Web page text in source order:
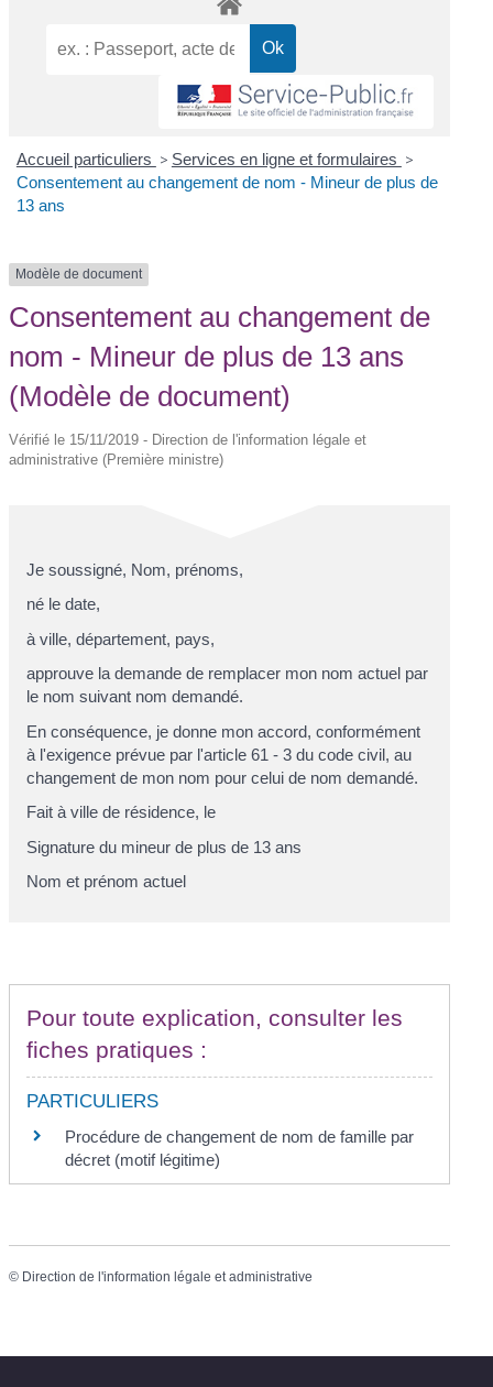
Accueil particuliers > Services en ligne et formulaires >
Consentement au changement de nom - Mineur de plus de
13 ans
Modèle de document
Consentement au changement de
nom - Mineur de plus de 13 ans
(Modèle de document)
Vérifié le 15/11/2019 - Direction de l'information légale et
administrative (Première ministre)
Je soussigné, Nom, prénoms,
né ledate,
àville, département, pays,
approuve la demande de remplacer mon nom actuel par
le nom suivant nom demandé.
En conséquence, je donne mon accord, conformément
à l'exigence prévue par l'article 61 - 3 du code civil, au
changement de mon nom pour celui de nom demandé.
Fait àville de résidence, le
Signature du mineur de plus de 13 ans
Nom et prénom actuel
Pour toute explication, consulter les
fiches pratiques :
PARTICULIERS
Procédure de changement de nom de famille par
décret (motif légitime)
© Direction de l'information légale et administrative